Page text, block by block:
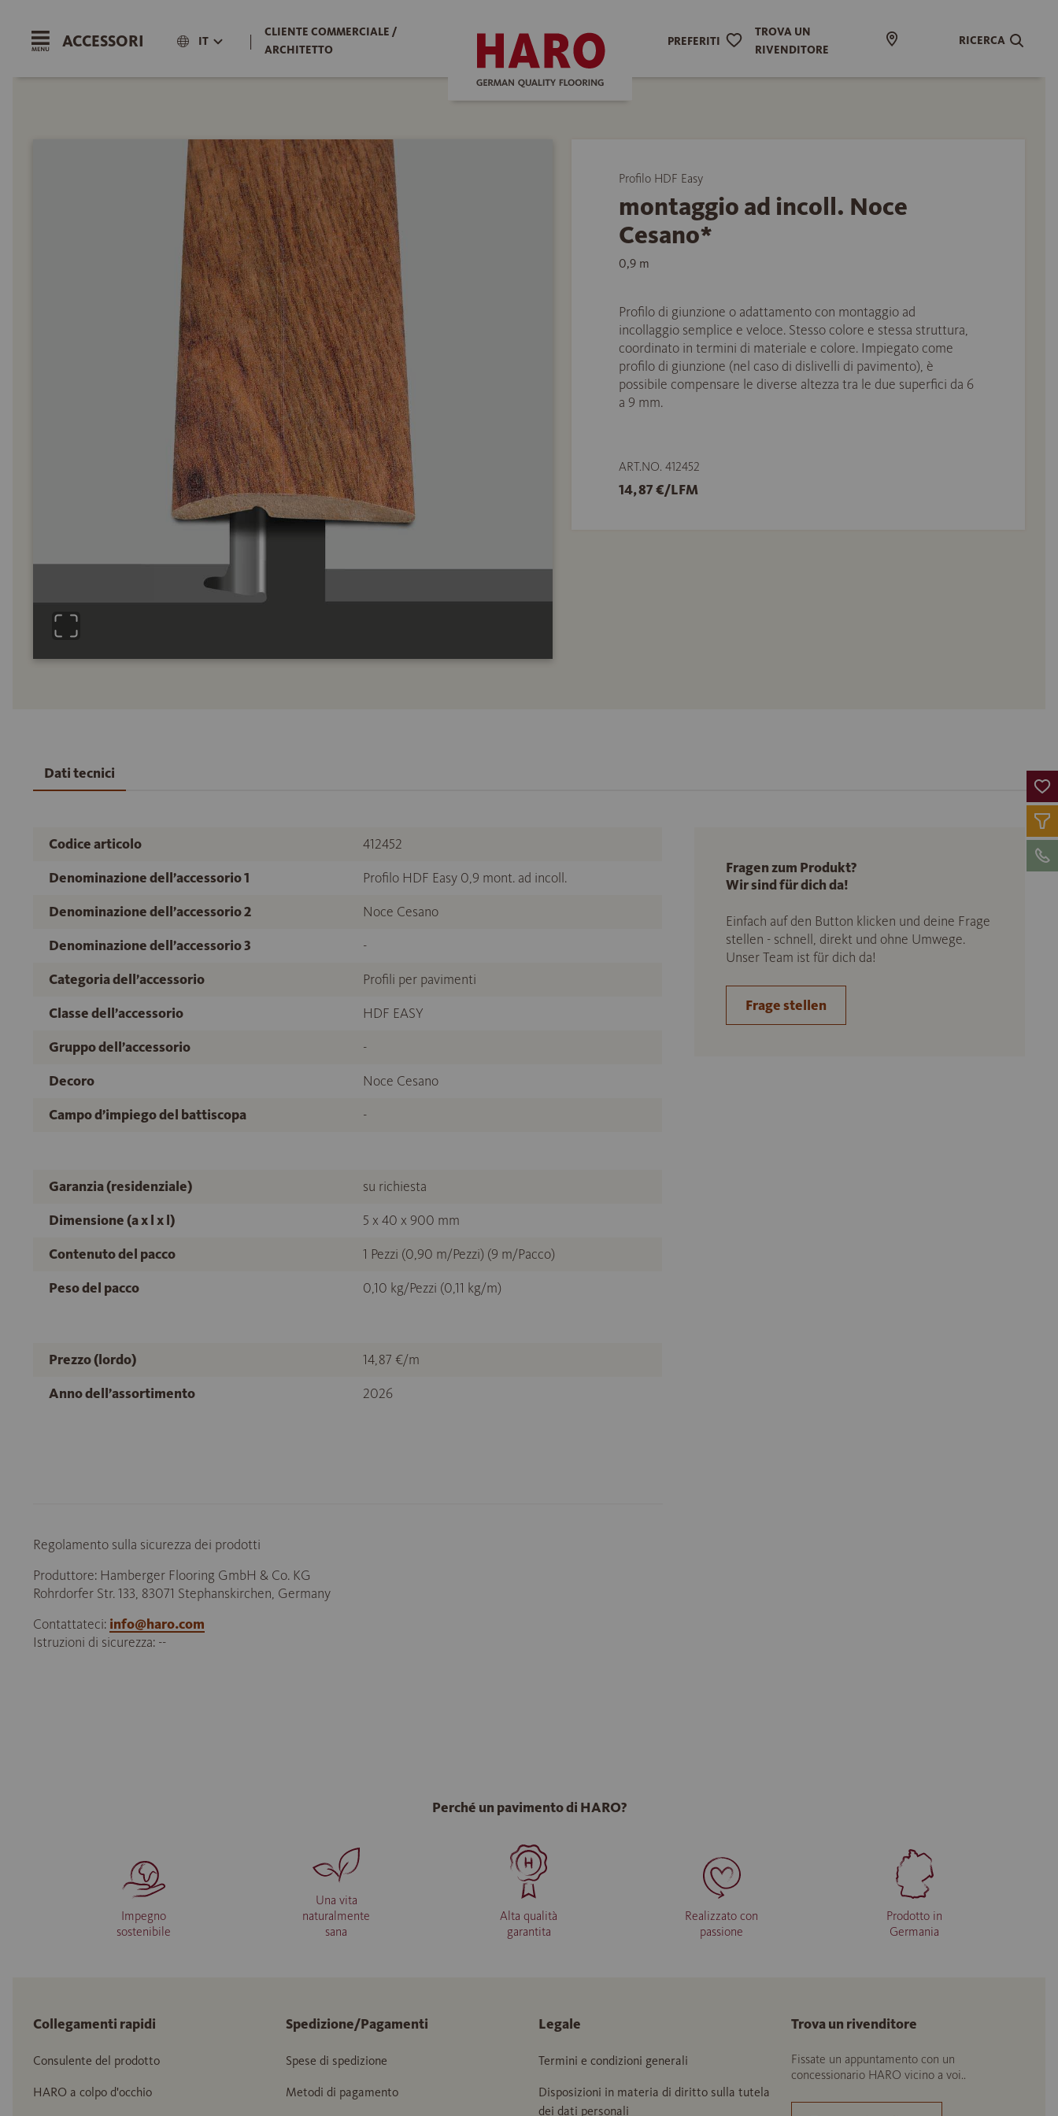
ACCESSORI IT |
CLIENTE COMMERCIALE /
ARCHITETTO
PREFERITI
TROVA UN
RIVENDITORE
RICERCA
Profilo HDF Easy
montaggio ad incoll. Noce
Cesano*
0,9 m
Profilo di giunzione o adattamento con montaggio ad
incollaggio semplice e veloce. Stesso colore e stessa struttura,
coordinato in termini di materiale e colore. Impiegato come
profilo di giunzione (nel caso di dislivelli di pavimento), è
possibile compensare le diverse altezza tra le due superfici da 6
a 9 mm.
ART.NO. 412452
14,87 €/LFM
Dati tecnici
Codice articolo
412452
Denominazione dell’accessorio 1
Profilo HDF Easy 0,9 mont. ad incoll.
Denominazione dell’accessorio 2
Noce Cesano
Denominazione dell’accessorio 3
-
Categoria dell’accessorio
Profili per pavimenti
Classe dell’accessorio
HDF EASY
Gruppo dell’accessorio
-
Decoro
Noce Cesano
Campo d’impiego del battiscopa
-
Garanzia (residenziale)
su richiesta
Dimensione (a x l x l)
5 x 40 x 900 mm
Contenuto del pacco
1 Pezzi (0,90 m/Pezzi) (9 m/Pacco)
Peso del pacco
0,10 kg/Pezzi (0,11 kg/m)
Prezzo (lordo)
14,87 €/m
Anno dell’assortimento
2026
Regolamento sulla sicurezza dei prodotti
Produttore: Hamberger Flooring GmbH & Co. KG
Rohrdorfer Str. 133, 83071 Stephanskirchen, Germany
Contattateci: info@haro.com
Istruzioni di sicurezza: --
Fragen zum Produkt?
Wir sind für dich da!
Einfach auf den Button klicken und deine Frage
stellen - schnell, direkt und ohne Umwege.
Unser Team ist für dich da!
Frage stellen
Perché un pavimento di HARO?
Impegno
sostenibile
Una vita
naturalmente
sana
Alta qualità
garantita
Realizzato con
passione
Prodotto in
Germania
Collegamenti rapidi
Consulente del prodotto
HARO a colpo d'occhio
Spedizione/Pagamenti
Spese di spedizione
Metodi di pagamento
Legale
Termini e condizioni generali
Disposizioni in materia di diritto sulla tutela
dei dati personali
Trova un rivenditore
Fissate un appuntamento con un
concessionario HARO vicino a voi..